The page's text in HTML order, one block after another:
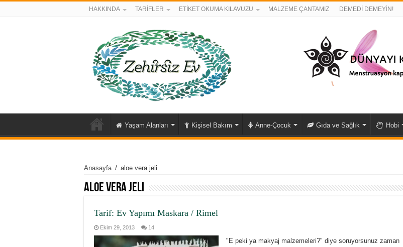
HAKKINDA TARİFLER ETİKET OKUMA KILAVUZU MALZEME ÇANTAMIZ DEMEDİ DEMEYİN!
Yaşam Alanları Kişisel Bakım Anne-Çocuk Gıda ve Sağlık Hobi
Anasayfa / aloe vera jeli
aloe vera jeli
Tarif: Ev Yapımı Maskara / Rimel
Ekim 29, 2013 14
"E peki ya makyaj malzemeleri?" diye soruyorsunuz zaman